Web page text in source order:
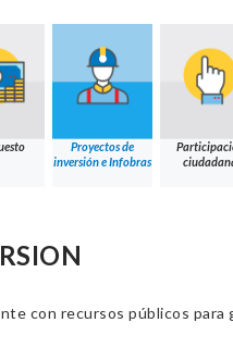
Proyectos de
inversión e Infobras
con recursos públicos